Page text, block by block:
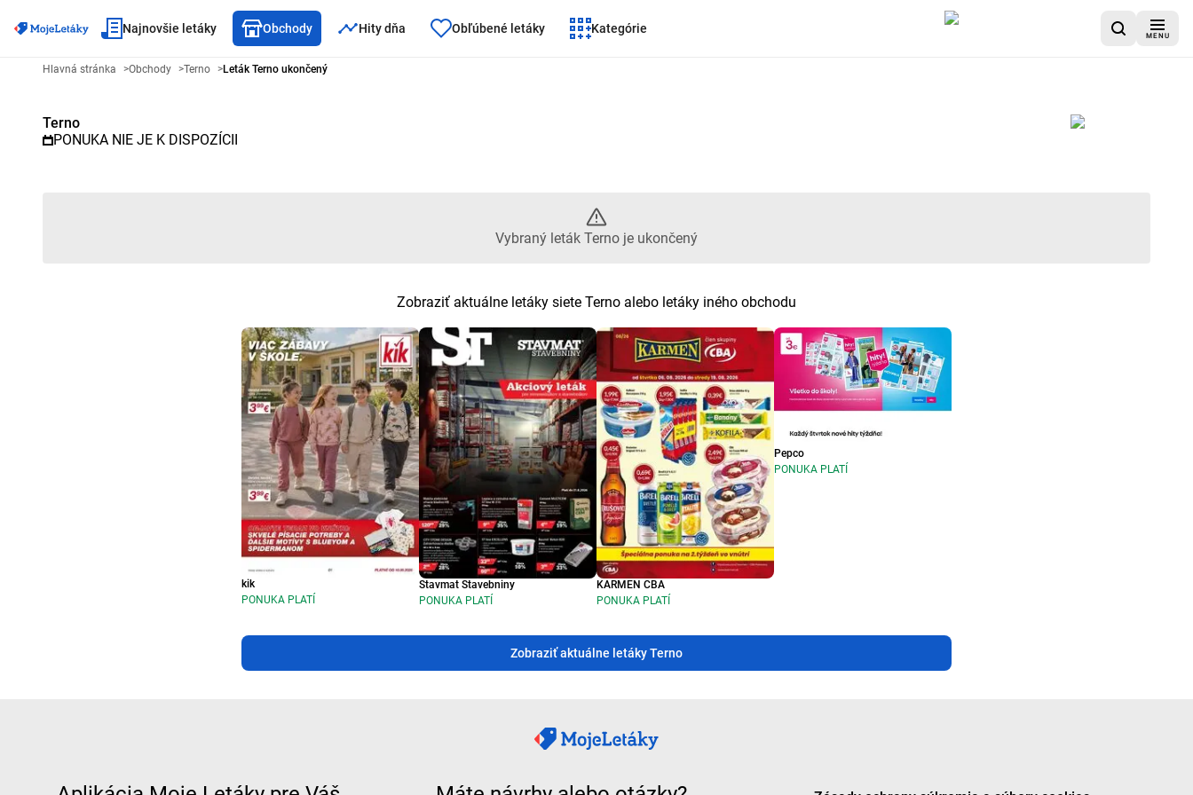
Najnovšie letáky Obchody Hity dňa Obľúbené letáky Kategórie
MENU
Reklamný leták Terno - Vybraný leták Terno je ukončený
Hlavná stránka >Obchody >Terno >Leták Terno ukončený
Terno
PONUKA NIE JE K DISPOZÍCII
Vybraný leták Terno je ukončený
Zobraziť aktuálne letáky siete Terno alebo letáky iného obchodu
kik
PONUKA PLATÍ
Stavmat Stavebniny
PONUKA PLATÍ
KARMEN CBA
PONUKA PLATÍ
Pepco
PONUKA PLATÍ
Zobraziť aktuálne letáky Terno